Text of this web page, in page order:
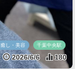
癒し・美容 千葉中央駅
2026/6/6 180